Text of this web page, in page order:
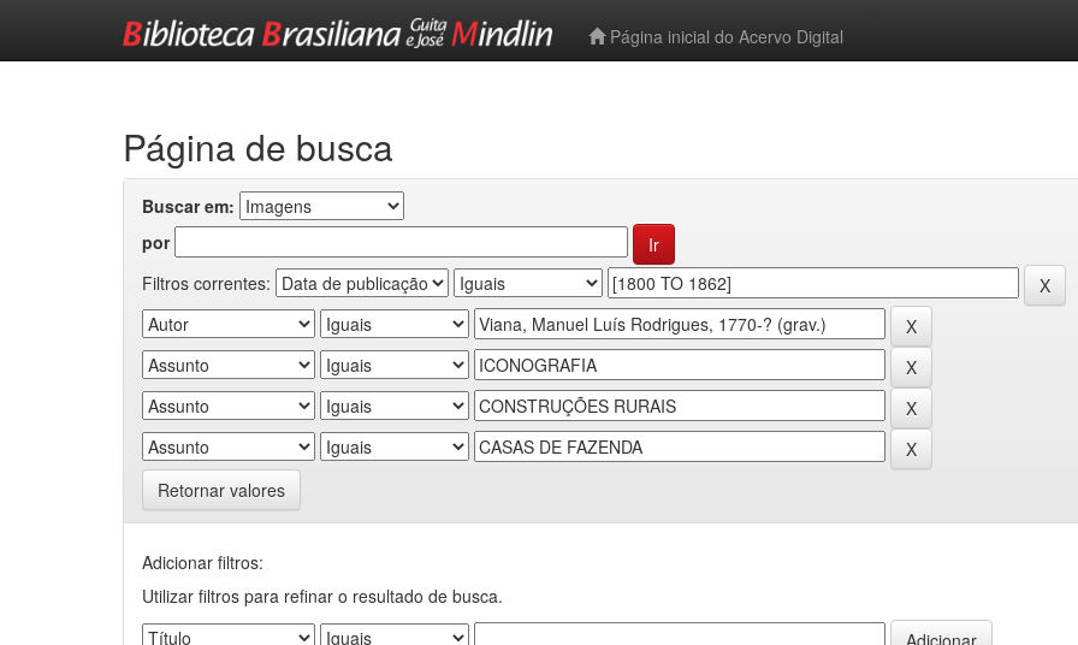
Página inicial do Acervo Digital
Página de busca
Buscar em:
por
Filtros correntes:
Retornar valores
Adicionar filtros:
Utilizar filtros para refinar o resultado de busca.